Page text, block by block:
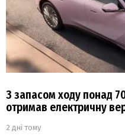
З запасом ходу понад
отримав електричну
2 дні тому